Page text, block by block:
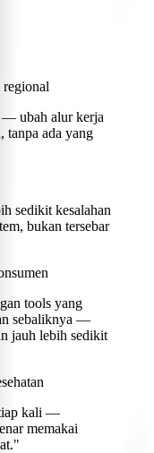
regional
— ubah alur kerja
, tanpa ada yang
sedikit kesalahan
bukan tersebar
tools yang
sebaliknya —
jauh lebih sedikit
kali —
memakai